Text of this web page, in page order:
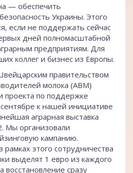
— обеспечить
Украины. Этого
если не поддержать сейчас
дней полномасштабной
предприятиям. Для
коллег и бизнес из Европы.
правительством
молока (АВМ)
проекта по поддержке
к нашей инициативе
аграрная выставка
Мы организовали
кампанию.
этого сотрудничества
выделят 1 евро из каждого
восстановление сразу